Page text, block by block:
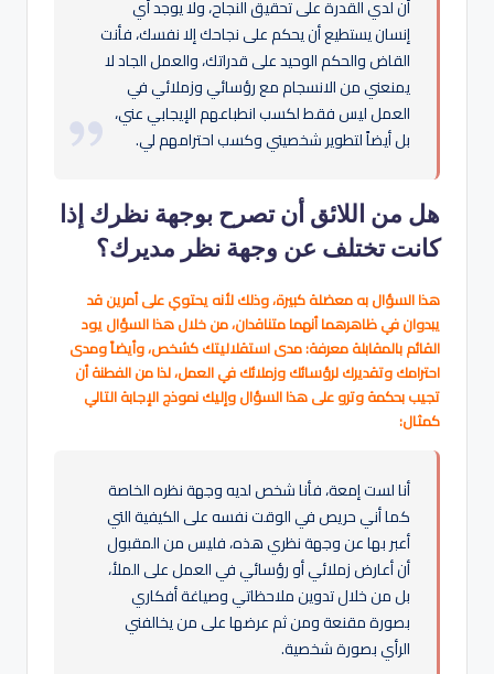
أن لدي القدرة على تحقيق النجاح، ولا يوجد أي
إنسان يستطيع أن يحكم على نجاحك إلا نفسك، فأنت
القاض والحكم الوحيد على قدراتك، والعمل الجاد لا
يمنعني من الانسجام مع رؤسائي وزملائي في
العمل ليس فقط لكسب انطباعهم الإيجابي عني،
بل أيضاً لتطوير شخصيتي وكسب احترامهم لي.
هل من اللائق أن تصرح بوجهة نظرك إذا
كانت تختلف عن وجهة نظر مديرك؟
هذا السؤال به معضلة كبيرة، وذلك لأنه يحتوي على أمرين قد
يبدوان في ظاهرهما أنهما متناقدان، من خلال هذا السؤال يود
القائم بالمقابلة معرفة: مدى استقلاليتك كشخص، وأيضاً ومدى
احترامك وتقديرك لرؤسائك وزملائك في العمل، لذا من الفطنة أن
تجيب بحكمة وترو على هذا السؤال وإليك نموذج الإجابة التالي
كمثال:
أنا لست إمعة، فأنا شخص لديه وجهة نظره الخاصة
كما أني حريص في الوقت نفسه على الكيفية التي
أعبر بها عن وجهة نظري هذه، فليس من المقبول
أن أعارض زملائي أو رؤسائي في العمل على الملأ،
بل من خلال تدوين ملاحظاتي وصياغة أفكاري
بصورة مقنعة ومن ثم عرضها على من يخالفني
الرأي بصورة شخصية.